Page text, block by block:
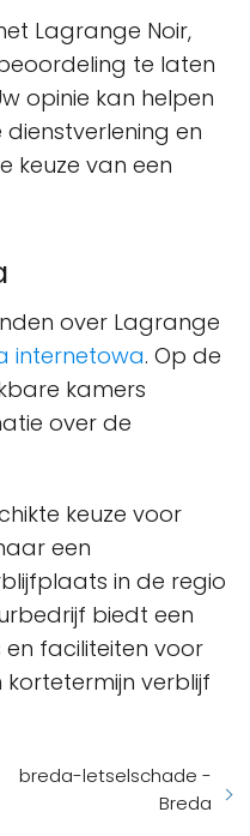
Lagrange Noir,
te laten
opinie kan helpen
en
keuze van een
over Lagrange
internetowa. Op de
kamers
over de
keuze voor
een
in de regio
biedt een
faciliteiten voor
verblijf
breda-letselschade -
Breda